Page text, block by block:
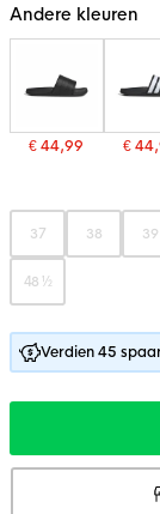
de
Andere kleuren
€ 44,99 €
37 38 39
48 ½
Verdien 45